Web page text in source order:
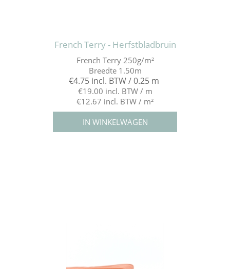
French Terry - Herfstbladbruin
French Terry 250g/m²
Breedte 1.50m
€4.75 incl. BTW / 0.25 m
€19.00 incl. BTW / m
€12.67 incl. BTW / m²